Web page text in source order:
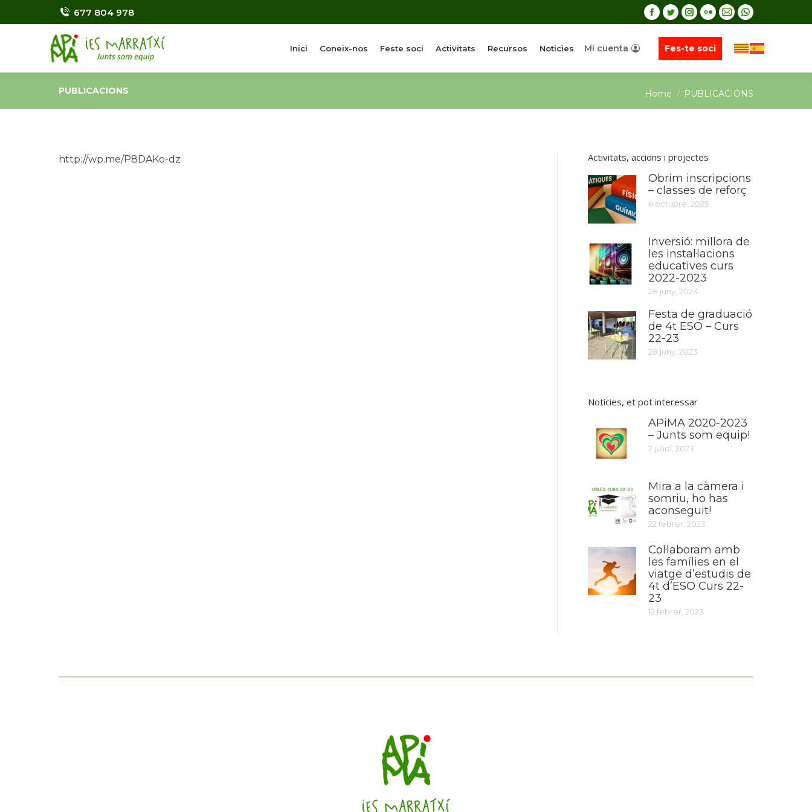
677 804 978
Inici Coneix-nos Feste soci Activitats Recursos Noticies Mi cuenta Fes-te soci
PUBLICACIONS You are here:
Home PUBLICACIONS
http://wp.me/P8DAKo-dz Activitats, accions i projectes
Obrim inscripcions
– classes de reforç
6 octubre, 2025
Inversió: millora de
les instal·lacions
educatives curs
2022-2023
28 juny, 2023
Festa de graduació
de 4t ESO – Curs
22-23
28 juny, 2023
Notícies, et pot interessar
APiMA 2020-2023
– Junts som equip!
2 juliol, 2023
Mira a la càmera i
somriu, ho has
aconseguit!
22 febrer, 2023
Col·laboram amb
les famílies en el
viatge d’estudis de
4t d’ESO Curs 22-
23
12 febrer, 2023